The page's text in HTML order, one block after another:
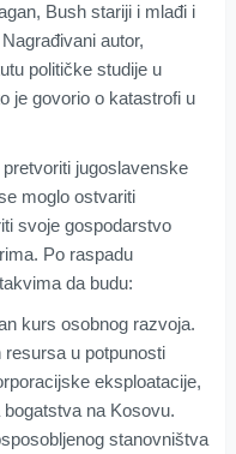
Bush stariji i mlađi i
autor,
političke studije u
je govorio o katastrofi u
jugoslavenske
moglo ostvariti
svoje gospodarstvo
Po raspadu
da budu:
kurs osobnog razvoja.
resursa u potpunosti
eksploatacije,
na Kosovu.
stanovništva